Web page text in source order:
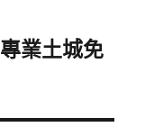
業土城免